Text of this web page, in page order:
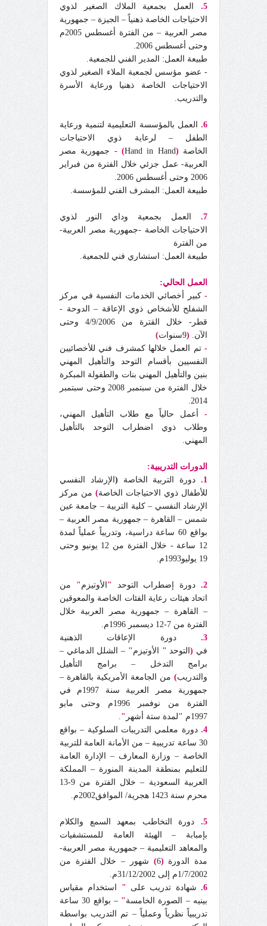
5.
العمل بجمعية الملاك الصغير لذوي
الاحتياجات الخاصة ذهنياً – الجيزة – جمهورية
مصر العربية – من الفترة أغسطس 2005م
وحتى أغسطس 2006.
طبيعة العمل: المدير الفني للجمعية.
- عضو مؤسس لجمعية الملاء الصغير لذوي
الاحتياجات الخاصة ذهنيا ورعاية الأسرة
والتدريب.
6.
العمل بالمؤسسة التعليمية لتنمية ورعاية
الطفل – لرعاية ذوي الاحتياجات
الخاصة (
Hand in Hand
) - جمهورية مصر
العربية- عمل جزئي خلال الفترة من فبراير
2006 وحتى أغسطس 2006.
طبيعة العمل: المشرف الفني للمؤسسة.
7.
العمل بجمعية وداي النور لذوي
الاحتياجات الخاصة -جمهورية مصر العربية-
من الفترة
طبيعة العمل: استشاري فني للجمعية.
العمل الحالي:
- كبير أخصائي الخدمات النفسية في مركز
الشفلح للأشخاص ذوي الإعاقة – الدوحة -
قطر- خلال القترة من 4/9/2006 وحتى
الآن. (9سنوات
)
- تم العمل خلالها كمشرف فني للأخصائيين
النفسيين بأقسام التوحد والتأهيل المهني
بنين والتأهيل المهني بنات والطفولة المبكرة
خلال الفترة من سبتمبر 2008 وحتى سبتمبر
2014.
- أعمل حالياً مع طلاب التأهيل المهني،
وطلاب ذوي اضطراب التوحد بالتأهيل
المهني.
الدورات التدريبية:
1. دورة التربية الخاصة ( الإرشاد النفسي
للأطفال ذوي الاحتياجات الخاصة) من مركز
الإرشاد النفسي – كلية التربية – جامعة عين
شمس – القاهرة – جمهورية مصر العربية –
بواقع 60 ساعة دراسية، وتدريباً عملياً لمدة
12 ساعة - خلال الفترة من 12 يونيو وحتى
19 يوليو1993م.
2. دورة إضطراب التوحد " الأوتيزم" من
اتحاد هيئات رعاية الفئات الخاصة والمعوقين
– القاهرة – جمهورية مصر العربية خلال
الفترة من 7-12 ديسمبر 1996م.
3.
دورة الإعاقات الذهنية
في (التوحد " الأوتيزم" – الشلل الدماغي –
برامج التدخل – برامج التأهيل
والتدريب) من الجامعة الأمريكية بالقاهرة –
جمهورية مصر العربية سنة 1997م في
الفترة من نوفمبر 1996م وحتى مايو
1997م
"لمدة ستة أشهر "
.
4. دورة معلمي التدريبات السلوكية – بواقع
30 ساعة تدريبية – من الأمانة العامة للتربية
الخاصة – وزارة المعارف – الإدارة العامة
للتعليم بمنطقة المدينة المنورة – المملكة
العربية السعودية – خلال الفترة من 9-13
محرم سنة 1423 هجرية/ الموافق2002م.
5.
دورة التخاطب بمعهد السمع والكلام
بإمبابة – الهيئة العامة للمستشفيات
والمعاهد التعليمية – جمهورية مصر العربية-
مدة الدورة (
6
) شهور – خلال الفترة من
1/7/2002م إلى 31/12/2002م.
6. شهادة تدريب على " استخدام مقياس
بينيه – الصورة الخامسة"
– بواقع 30 ساعة
تدريبياً نظرياً وعملياً – تم التدريب بواسطة